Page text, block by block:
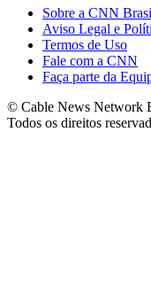
Sobre a CNN
Aviso Legal e
Termos de Uso
Fale com a CNN
Faça parte da
© Cable News Network
Todos os direitos